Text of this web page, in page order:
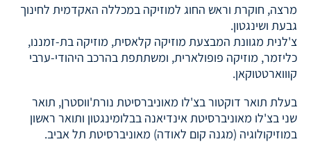
מרצה, חוקרת וראש החוג למוזיקה במכללה האקדמית לחינוך
גבעת ושינגטון.
צ'לנית מגוונת המבצעת מוזיקה קלאסית, מוזיקה בת-זמננו,
כליזמר, מוזיקה פופולארית, ומשתתפת בהרכב היהודי-ערבי
קוווארטטוקאן.
בעלת תואר דוקטור בצ'לו מאוניברסיטת נורת'ווסטרן, תואר
שני בצ'לו מאוניברסיטת אינדיאנה בבלומינגטון ותואר ראשון
במוזיקולוגיה (מגנה קום לאודה) מאוניברסיטת תל אביב.